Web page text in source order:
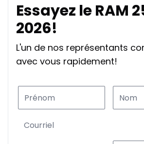
Essayez le RAM
2026!
L'un de nos représentants
avec vous rapidement!